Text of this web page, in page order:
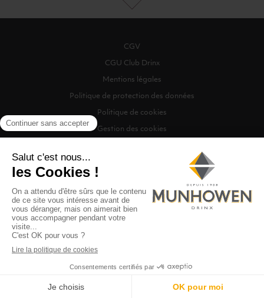
CGV
CGU Club Drinx
Mentions légales
Politique de protection des données
Politique de cookies
Gestion des cookies
©2026 Munhowen Drinx / Tous droits réservés
Digitalised by
MENU